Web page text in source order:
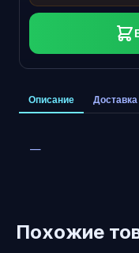
Описание Доставка
—
Похожие